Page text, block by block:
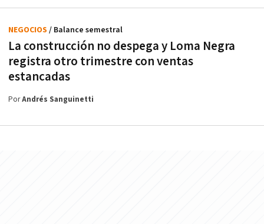
La construcción no despega y Loma Negra
registra otro trimestre con ventas
estancadas
NEGOCIOS / Balance semestral
PorAndrés Sanguinetti